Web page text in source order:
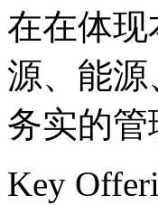
在在体
源、能
务实的管
Key